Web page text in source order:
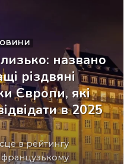
названо
різдвяні
Європи, які
в 2025
французькому